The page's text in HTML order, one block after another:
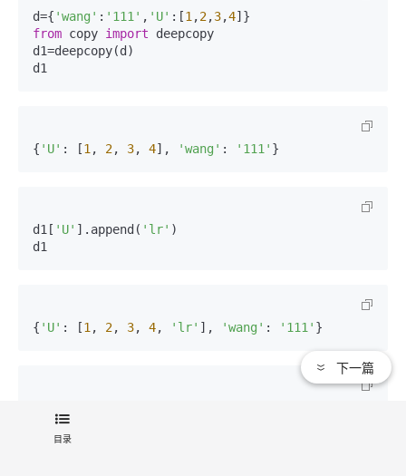
d={ 'wang' : '111' , 'U' :[1 ,2,3,4
from copy import deepcopy
d1=deepcopy(d)
d1
{ 'U' : [1 , 2, 3, 4], 'wang' : '111' }
d1[ 'U' ].append( 'lr' )
d1
{ 'U' : [1 , 2, 3, 4, 'lr' ], 'wang' : '111' }
目录
下一篇